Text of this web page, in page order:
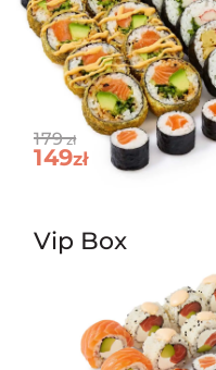
179zł
149zł
Vip Box